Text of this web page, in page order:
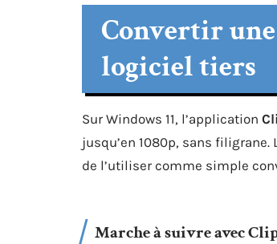
Convertir
logiciel tiers
Sur Windows 11, l’application
jusqu’en 1080p, sans
de l’utiliser comme simple
Marche à suivre avec